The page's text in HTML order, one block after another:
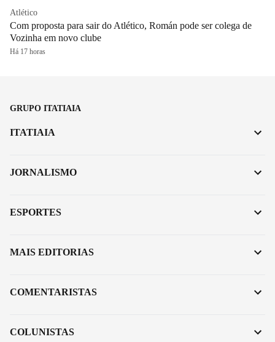
Atlético
Com proposta para sair do Atlético, Román pode ser colega de
Vozinha em novo clube
Há 17 horas
GRUPO ITATIAIA
ITATIAIA
JORNALISMO
ESPORTES
MAIS EDITORIAS
COMENTARISTAS
COLUNISTAS